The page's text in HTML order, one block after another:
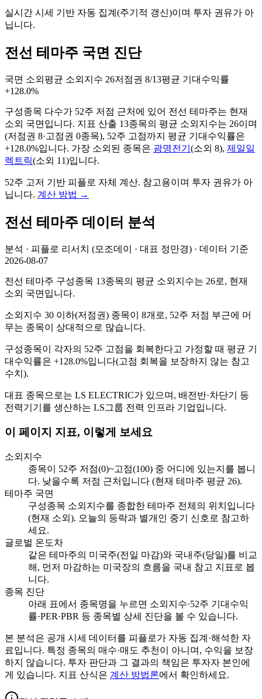
실시간 시세 기반 자동 집계(주기적 갱신)이며 투자 권유가 아
닙니다.
전선 테마주 국면 진단
국면 소외 평균 소외지수 26저점권 8/13평균 기대수익률
+128.0%
구성종목 다수가 52주 저점 근처에 있어 전선 테마주는 현재
소외 국면입니다. 지표 산출 13종목의 평균 소외지수는 26이며
(저점권 8·고점권 0종목), 52주 고점까지 평균 기대수익률은
+128.0%입니다. 가장 소외된 종목은 광명전기 (소외 8), 제일일
렉트릭(소외 11)입니다.
52주 고저 기반 피플로 자체 계산. 참고용이며 투자 권유가 아
닙니다. 계산 방법 →
전선 테마주 데이터 분석
분석 · 피플로 리서치 (모조데이 · 대표 정만경) · 데이터 기준
2026-08-07
전선 테마주 구성종목 13종목의 평균 소외지수는 26로, 현재
소외 국면입니다.
소외지수 30 이하(저점권) 종목이 8개로, 52주 저점 부근에 머
무는 종목이 상대적으로 많습니다.
구성종목이 각자의 52주 고점을 회복한다고 가정할 때 평균 기
대수익률은 +128.0%입니다(고점 회복을 보장하지 않는 참고
수치).
대표 종목으로는 LS ELECTRIC가 있으며, 배전반·차단기 등
전력기기를 생산하는 LS그룹 전력 인프라 기업입니다.
이 페이지 지표, 이렇게 보세요
소외지수
종목이 52주 저점(0)~고점(100) 중 어디에 있는지를 봅니
다. 낮을수록 저점 근처입니다 (현재 테마주 평균 26).
테마주 국면
구성종목 소외지수를 종합한 테마주 전체의 위치입니다
(현재 소외). 오늘의 등락과 별개인 중기 신호로 참고하
세요.
글로벌 온도차
같은 테마주의 미국주(전일 마감)와 국내주(당일)를 비교
해, 먼저 마감하는 미국장의 흐름을 국내 참고 지표로 봅
니다.
종목 진단
아래 표에서 종목명을 누르면 소외지수·52주 기대수익
률·PER·PBR 등 종목별 상세 진단을 볼 수 있습니다.
본 분석은 공개 시세 데이터를 피플로가 자동 집계·해석한 자
료입니다. 특정 종목의 매수·매도 추천이 아니며, 수익을 보장
하지 않습니다. 투자 판단과 그 결과의 책임은 투자자 본인에
게 있습니다. 지표 산식은 계산 방법론에서 확인하세요.